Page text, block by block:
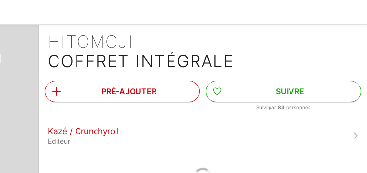
HITOMOJI
COFFRET INTÉGRALE
PRÉ-AJOUTER SUIVRE
Suivi par83 personnes
Kazé / Crunchyroll
Editeur